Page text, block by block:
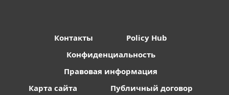
Контакты
Policy Hub
Конфиденциальность
Правовая информация
Карта сайта
Публичный договор